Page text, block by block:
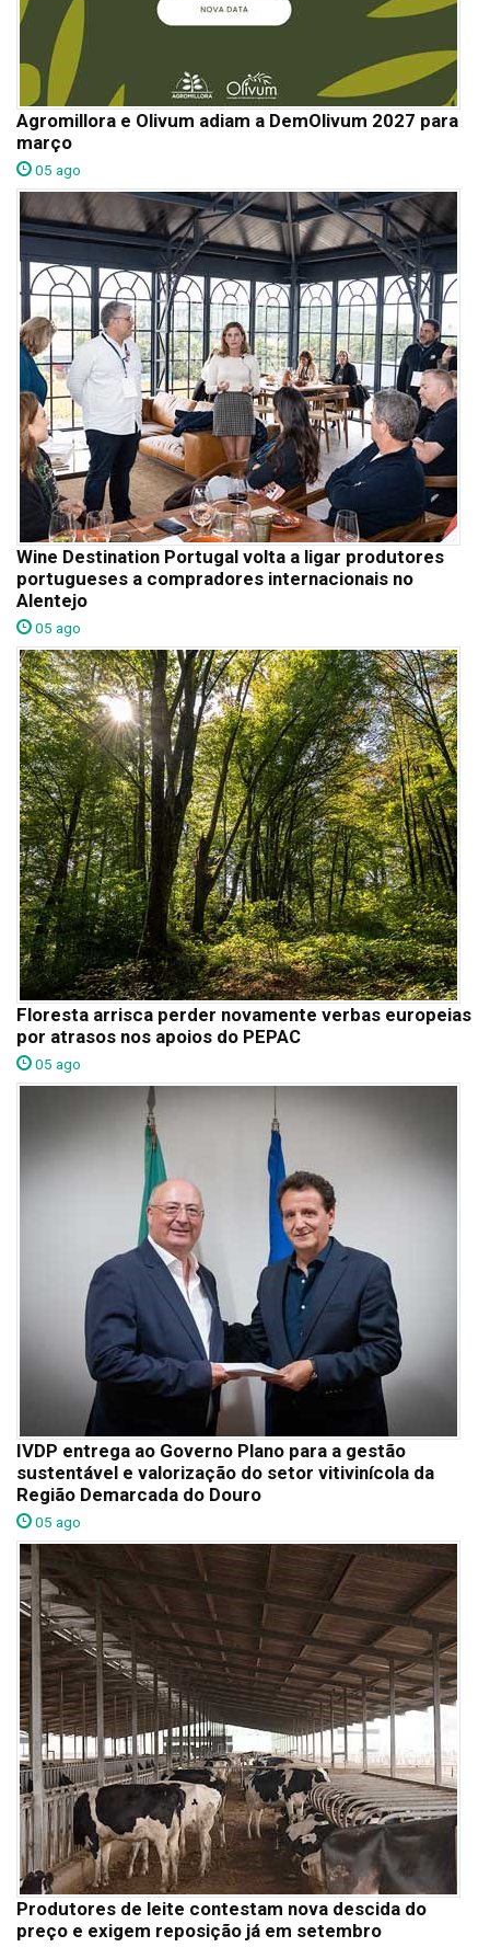
Agromillora e Olivum adiam a DemOlivum 2027 para
março
05 ago
Wine Destination Portugal volta a ligar produtores
portugueses a compradores internacionais no
Alentejo
05 ago
Floresta arrisca perder novamente verbas europeias
por atrasos nos apoios do PEPAC
05 ago
IVDP entrega ao Governo Plano para a gestão
sustentável e valorização do setor vitivinícola da
Região Demarcada do Douro
05 ago
Produtores de leite contestam nova descida do
preço e exigem reposição já em setembro